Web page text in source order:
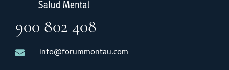
900 802 408
info@forummontau.com